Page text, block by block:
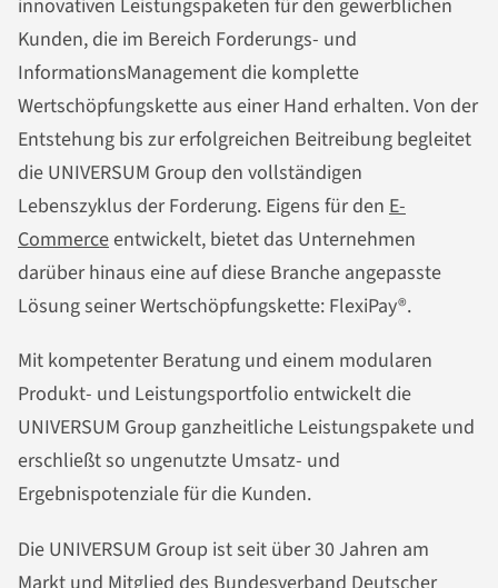
innovativen Leistungspaketen für den gewerblichen
Kunden, die im Bereich Forderungs- und
InformationsManagement die komplette
Wertschöpfungskette aus einer Hand erhalten. Von der
Entstehung bis zur erfolgreichen Beitreibung begleitet
die UNIVERSUM Group den vollständigen
Lebenszyklus der Forderung. Eigens für den E-
Commerceentwickelt, bietet das Unternehmen
darüber hinaus eine auf diese Branche angepasste
Lösung seiner Wertschöpfungskette: FlexiPay®.
Mit kompetenter Beratung und einem modularen
Produkt- und Leistungsportfolio entwickelt die
UNIVERSUM Group ganzheitliche Leistungspakete und
erschließt so ungenutzte Umsatz- und
Ergebnispotenziale für die Kunden.
Die UNIVERSUM Group ist seit über 30 Jahren am